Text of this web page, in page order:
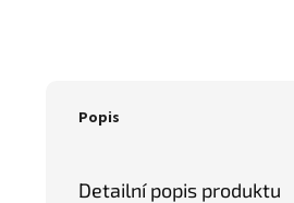
Popis
Detailní popis produktu